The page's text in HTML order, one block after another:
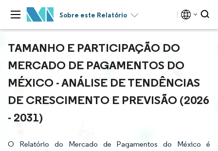
Sobre este Relatório
TAMANHO E PARTICIPAÇÃO DO
MERCADO DE PAGAMENTOS DO
MÉXICO - ANÁLISE DE TENDÊNCIAS
DE CRESCIMENTO E PREVISÃO (2026
- 2031)
O Relatório do Mercado de Pagamentos do México é